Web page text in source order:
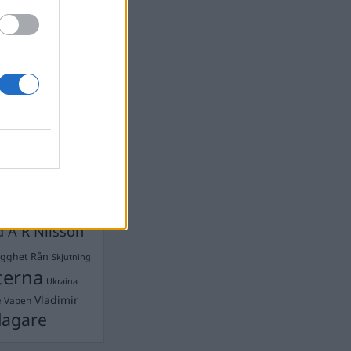
Mord
A R Nilsson
Rån Skjutning
Ukraina
Vapen Vladimir